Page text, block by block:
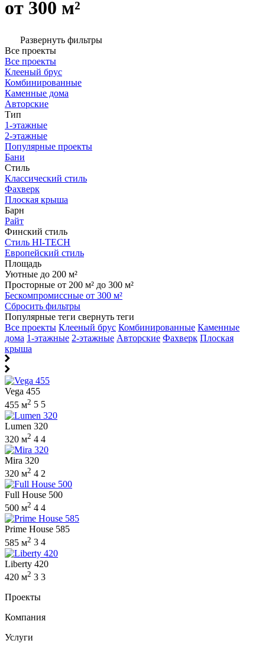
от 300 м²
Развернуть фильтры
Все проекты
Все проекты
Клееный брус
Комбинированные
Каменные дома
Авторские
Тип
1-этажные
2-этажные
Популярные проекты
Бани
Стиль
Классический стиль
Фахверк
Плоская крыша
Барн
Райт
Финский стиль
Стиль HI-TECH
Европейский стиль
Площадь
Уютные до 200 м²
Просторные от 200 м² до 300 м²
Бескомпромиссные от 300 м²
Сбросить фильтры
Популярные теги свернуть теги
Все проекты Клееный брус Комбинированные Каменные
дома 1-этажные 2-этажные Авторские Фахверк Плоская
крыша
Vega 455
455 м2 5 5
Lumen 320
320 м2 4 4
Mira 320
320 м2 4 2
Full House 500
500 м2 4 4
Prime House 585
585 м2 3 4
Liberty 420
420 м2 3 3
Проекты
Компания
Услуги